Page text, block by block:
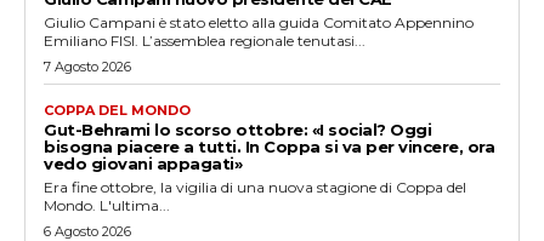
Giulio Campani è stato eletto alla guida Comitato Appennino
Emiliano FISI. L’assemblea regionale tenutasi...
7 Agosto 2026
COPPA DEL MONDO
Gut-Behrami lo scorso ottobre: «I social? Oggi
bisogna piacere a tutti. In Coppa si va per vincere, ora
vedo giovani appagati»
Era fine ottobre, la vigilia di una nuova stagione di Coppa del
Mondo. L'ultima...
6 Agosto 2026